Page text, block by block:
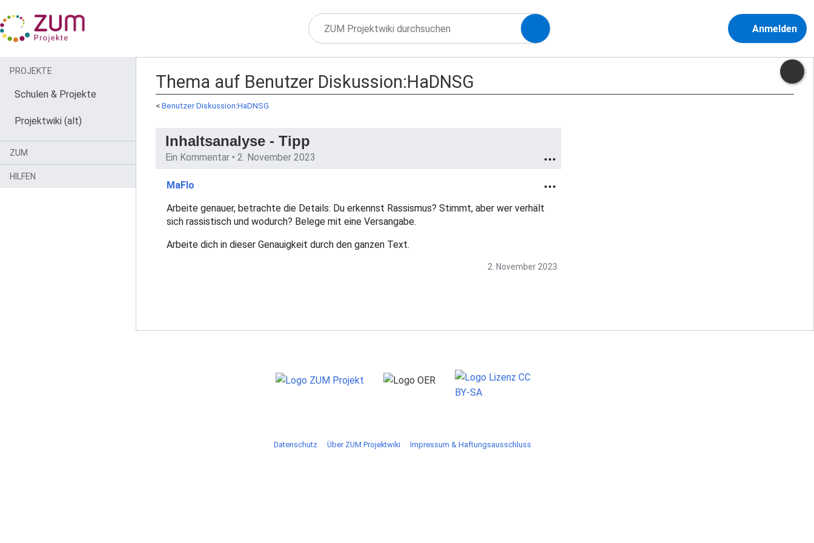
Anmelden
Thema auf Benutzer Diskussion:HaDNSG
< Benutzer Diskussion:HaDNSG
Inhaltsanalyse - Tipp
Ein Kommentar • 2. November 2023
MaFlo
Arbeite genauer, betrachte die Details: Du erkennst Rassismus? Stimmt, aber wer verhält
sich rassistisch und wodurch? Belege mit eine Versangabe.
Arbeite dich in dieser Genauigkeit durch den ganzen Text.
2. November 2023
PROJEKTE
Schulen & Projekte
Projektwiki (alt)
ZUM
HILFEN
Datenschutz Über ZUM Projektwiki Impressum & Haftungsausschluss